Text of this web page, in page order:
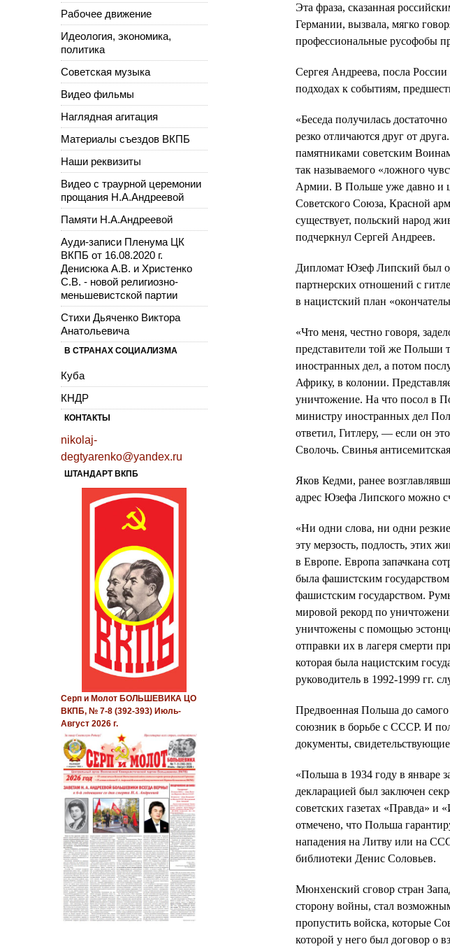
Эта фраза, сказанная
Германии, вызвала, мягко
профессиональные русофобы
Сергея Андреева, посла
подходах к событиям,
«Беседа получилась
резко отличаются друг от
памятниками советским
так называемого «ложного
Армии. В Польше уже давно и
Советского Союза, Красной
существует, польский народ
подчеркнул Сергей Андреев.
Дипломат Юзеф Липский был
партнерских отношений с
в нацистский план
«Что меня, честно говоря,
представители той же Польши
иностранных дел, а потом
Африку, в колонии.
уничтожение. На что посол в
министру иностранных дел
ответил, Гитлеру, — если он
Сволочь. Свинья
Яков Кедми, ранее
адрес Юзефа Липского можно
«Ни одни слова, ни одни
эту мерзость, подлость, этих
в Европе. Европа запачкана
была фашистским
фашистским государством.
мировой рекорд по
уничтожены с помощью
отправки их в лагеря смерти
которая была нацистским
руководитель в 1992-1999 гг.
Предвоенная Польша до самого
союзник в борьбе с СССР. И
документы,
«Польша в 1934 году в январе
декларацией был заключен
советских газетах «Правда» и
отмечено, что Польша
нападения на Литву или на
библиотеки Денис Соловьев.
Мюнхенский сговор стран
сторону войны, стал
пропустить войска, которые
которой у него был договор о
Рабочее движение
Идеология, экономика,
политика
Советская музыка
Видео фильмы
Наглядная агитация
Материалы съездов ВКПБ
Наши реквизиты
Видео с траурной церемонии
прощания Н.А.Андреевой
Памяти Н.А.Андреевой
Ауди-записи Пленума ЦК
ВКПБ от 16.08.2020 г.
Денисюка А.В. и Христенко
С.В. - новой религиозно-
меньшевистской партии
Стихи Дьяченко Виктора
Анатольевича
В СТРАНАХ СОЦИАЛИЗМА
Куба
КНДР
КОНТАКТЫ
nikolaj-
degtyarenko@yandex.ru
ШТАНДАРТ ВКПБ
Серп и Молот БОЛЬШЕВИКА ЦО
ВКПБ, № 7-8 (392-393) Июль-
Август 2026 г.